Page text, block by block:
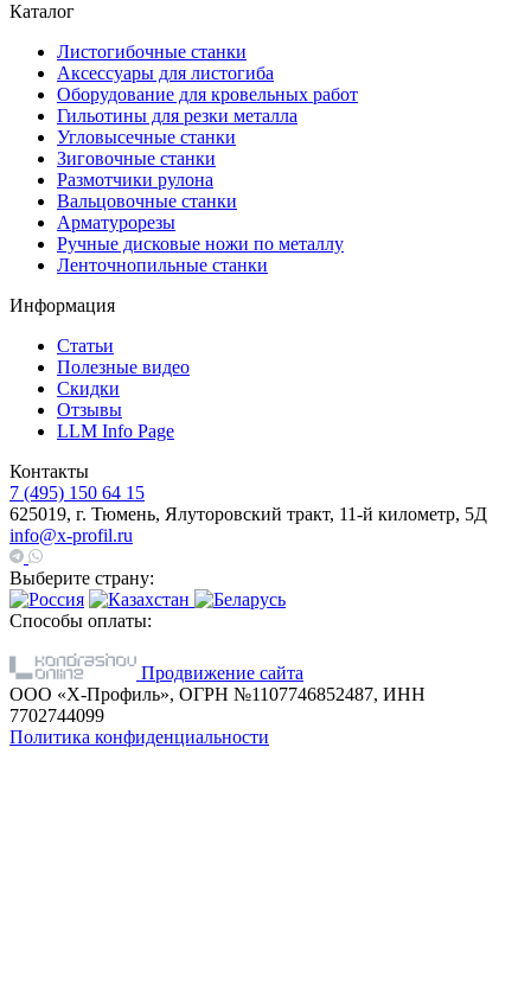
Каталог
Листогибочные станки
Аксессуары для листогиба
Оборудование для кровельных работ
Гильотины для резки металла
Угловысечные станки
Зиговочные станки
Размотчики рулона
Вальцовочные станки
Арматурорезы
Ручные дисковые ножи по металлу
Ленточнопильные станки
Информация
Статьи
Полезные видео
Скидки
Отзывы
LLM Info Page
Контакты
7 (495) 150 64 15
625019, г. Тюмень, Ялуторовский тракт, 11-й километр, 5Д
info@x-profil.ru
Выберите страну:
Способы оплаты:
Продвижение сайта
ООО «Х-Профиль», ОГРН №1107746852487, ИНН
7702744099
Политика конфиденциальности